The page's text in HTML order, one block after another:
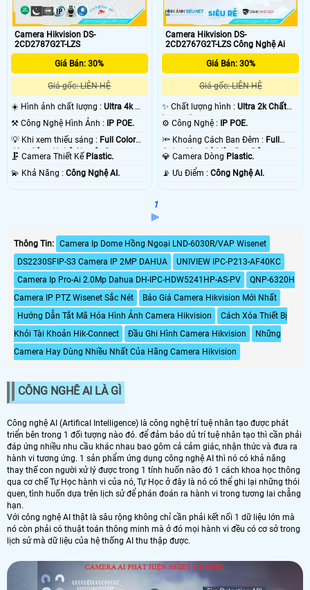
Camera Hikvision DS-
2CD2787G2T-LZS
Giá Bán: 30%
Giá gốc: LIÊN HỆ
☀️ Hình ảnh chất lượng : Ultra 4k 👍🏾
.
⚒ Công Nghệ Hình Ảnh :
IP POE.
💡 Khi xem thiếu sáng : Full Color
40m Công Nghệ Chuyên Dụng.
🗜️ Camera Thiết Kế Plastic.
️💫 Khả Năng : Công Nghệ AI.
Camera Hikvision DS-
2CD2767G2T-LZS Công Nghệ Ai
Giá Bán: 30%
Giá gốc: LIÊN HỆ
✨ Chất lượng hình :Ultra 2k Chất
Lượng Cao .
⚙ Công Nghệ :
IP POE.
🔦 Khoảng Cách Ban Đêm : Full
Color 40m Có Màu Ban Ðêm.
💎 Camera Dòng Plastic.
️📡 Ưu Điểm :Công Nghệ AI.
1
⫸
Thông Tin: Camera Ip Dome Hồng Ngoại LND-6030R/VAP Wisenet
DS2230SFIP-S3 Camera IP 2MP DAHUA
UNIVIEW IPC-P213-AF40KC
Camera Ip Pro-Ai 2.0Mp Dahua DH-IPC-HDW5241HP-AS-PV
QNP-6320H
Camera IP PTZ Wisenet Sắc Nét
Báo Giá Camera Hikvision Mới Nhất
Hướng Dẫn Tắt Mã Hóa Hình Ảnh Camera Hikvision
Cách Xóa Thiết Bị
Khỏi Tài Khoản Hik-Connect
Đầu Ghi Hình Camera Hikvision
Những
Camera Hay Dùng Nhiều Nhất Của Hãng Camera Hikvision
CÔNG NGHÊ AI LÀ GÌ
Công nghệ AI (Artifical Intelligence) là công nghệ trí tuệ nhân tạo được phát
triển bên trong 1 đối tượng nào đó. để đảm bảo dủ trí tuệ nhân tạo thì cần phải
đáp ứng nhiều nhu cầu khác nhau bao gôm cả cảm giác, nhận thức và đưa ra
hành vi tương ứng. 1 sản phẩm ứng dụng công nghệ AI thì nó có khả năng
thay thế con người xử lý được trong 1 tính huốn nào đó 1 cách khoa học thông
qua cơ chế Tự Học hành vi của nó, Tự Học ở đây là nó có thể ghi lại những thói
quen, tình huốn dựa trên lịch sử để phán đoán ra hành vi trong tương lai chẵng
hạn.
Với công nghệ AI thật là sâu rộng không chỉ cần phải kết nối 1 dữ liệu lớn mà
nó còn phải có thuật toán thông minh mà ở đó mọi hành vi đều có cơ sở trong
lịch sử mà dữ liệu của hệ thống AI thu thập được.